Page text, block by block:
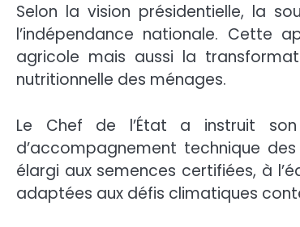
Selon la vision présidentielle, la
l’indépendance nationale. Cette
agricole mais aussi la
nutritionnelle des ménages.
Le Chef de l’État a instruit
d’accompagnement technique
élargi aux semences certifiées, à
adaptées aux défis climatiques